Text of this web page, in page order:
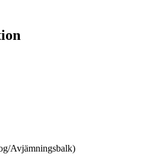
Avjämningsbalk)